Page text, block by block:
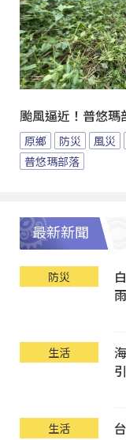
颱風逼近！普悠瑪
原鄉 防災 風災
普悠瑪部落
最新新聞
防災
雨
生活
生活